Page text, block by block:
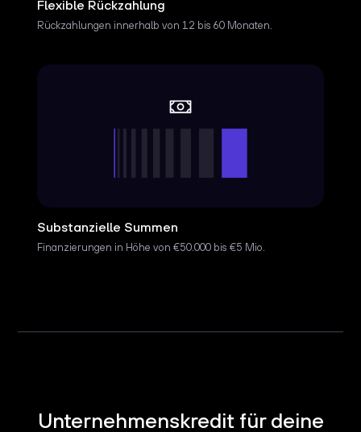
Flexible Rückzahlung
Rückzahlungen innerhalb von 12 bis 60 Monaten.
Substanzielle Summen
Finanzierungen in Höhe von €50.000 bis €5 Mio.
Unternehmenskredit für deine